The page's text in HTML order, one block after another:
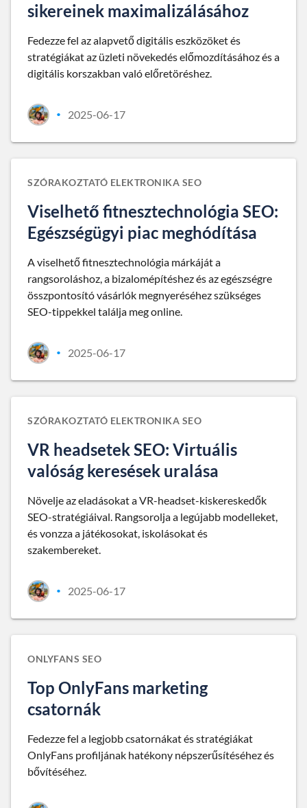
sikereinek maximalizálásához
Fedezze fel az alapvető digitális eszközöket és
stratégiákat az üzleti növekedés előmozdításához és a
digitális korszakban való előretöréshez.
• 2025-06-17
SZÓRAKOZTATÓ ELEKTRONIKA SEO
Viselhető fitnesztechnológia SEO:
Egészségügyi piac meghódítása
A viselhető fitnesztechnológia márkáját a
rangsoroláshoz, a bizalomépítéshez és az egészségre
összpontosító vásárlók megnyeréséhez szükséges
SEO-tippekkel találja meg online.
• 2025-06-17
SZÓRAKOZTATÓ ELEKTRONIKA SEO
VR headsetek SEO: Virtuális
valóság keresések uralása
Növelje az eladásokat a VR-headset-kiskereskedők
SEO-stratégiáival. Rangsorolja a legújabb modelleket,
és vonzza a játékosokat, iskolásokat és
szakembereket.
• 2025-06-17
ONLYFANS SEO
Top OnlyFans marketing
csatornák
Fedezze fel a legjobb csatornákat és stratégiákat
OnlyFans profiljának hatékony népszerűsítéséhez és
bővítéséhez.